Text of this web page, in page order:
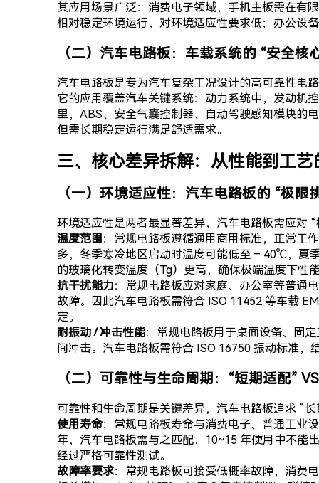
其应用场景广泛：消费电子领域，手机主板需在有
相对稳定环境运行，对环境适应性要求低；办公设
（二）汽车电路板：车载系统的 “安全核
汽车电路板是专为汽车复杂工况设计的高可靠性电
它的应用覆盖汽车关键系统：动力系统中，发动机
里，ABS、安全气囊控制器、自动驾驶感知模块的
但需长期稳定运行满足舒适需求。
三、核心差异拆解：从性能到工艺
（一）环境适应性：汽车电路板的 “极限
环境适应性是两者最显著差异，汽车电路板需应对
温度范围 ：常规电路板遵循通用商用标准，正常工
多，冬季寒冷地区启动时温度可能低至 – 40℃，夏
的玻璃化转变温度（Tg）更高，确保极端温度下性
抗干扰能力：常规电路板应对家庭、办公室等普通
故障。因此汽车电路板需符合 ISO 11452 等车载
定。
耐振动 / 冲击性能：常规电路板用于桌面设备、固
间冲击。汽车电路板需符合 ISO 16750 振动标准
（二）可靠性与生命周期：“短期适配”
可靠性和生命周期是关键差异，汽车电路板追求 “
使用寿命：常规电路板寿命与消费电子、普通工业
年，汽车电路板需与之匹配，10~15 年使用中不能
经过严格可靠性测试。
故障率要求：常规电路板可接受低概率故障，消费